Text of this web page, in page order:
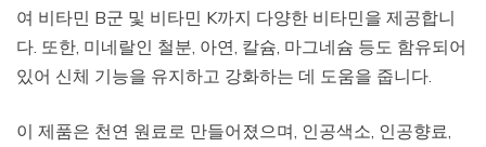
여 비타민 B군 및 비타민 K까지 다양한 비타민을 제공합니
다. 또한, 미네랄인 철분, 아연, 칼슘, 마그네슘 등도 함유되어
있어 신체 기능을 유지하고 강화하는 데 도움을 줍니다.
이 제품은 천연 원료로 만들어졌으며, 인공색소, 인공향료,